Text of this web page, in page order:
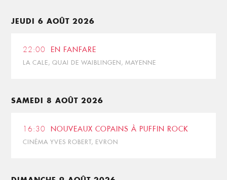
JEUDI 6 AOÛT 2026
22:00 EN FANFARE
LA CALE, QUAI DE WAIBLINGEN, MAYENNE
SAMEDI 8 AOÛT 2026
16:30 NOUVEAUX COPAINS À PUFFIN ROCK
CINÉMA YVES ROBERT, EVRON